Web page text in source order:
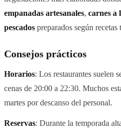
empanadas artesanales, carnes a
pescados preparados según
Consejos prácticos
Horarios: Los restaurantes suelen
cenas de 20:00 a 22:30. Muchos
martes por descanso del personal.
Reservas: Durante la temporada